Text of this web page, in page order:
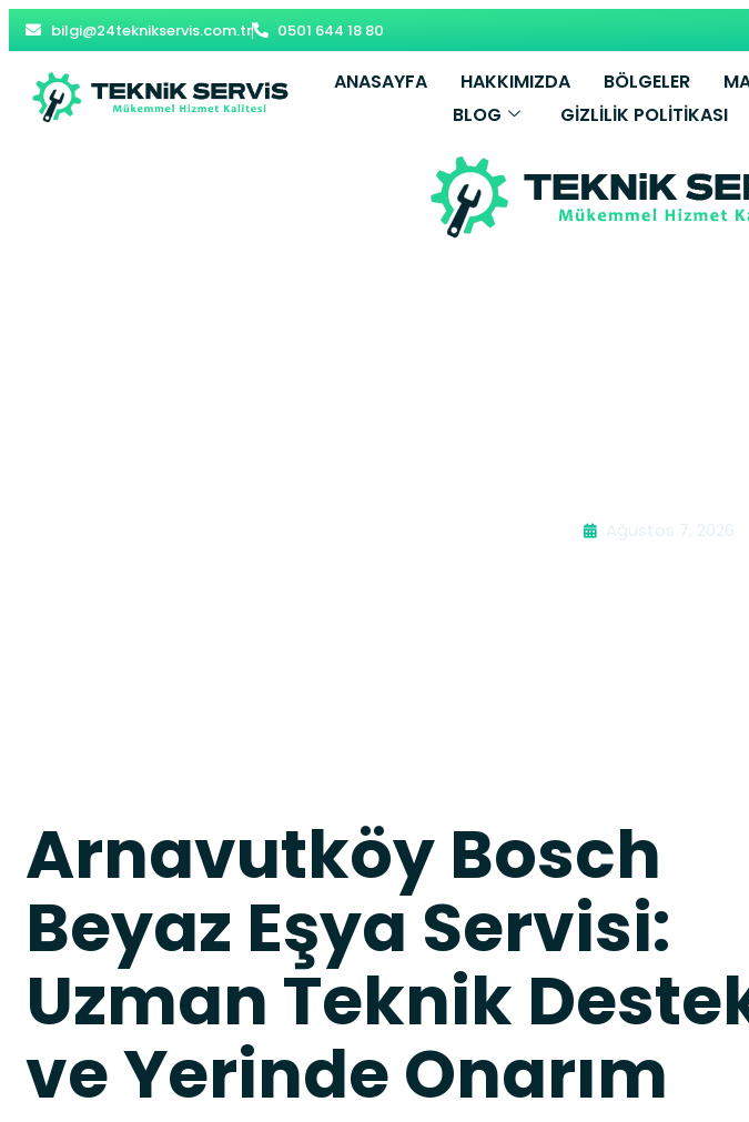
bilgi@24teknikservis.com.tr 0501 644 18 80
ANASAYFA HAKKIMIZDA BÖLGELER
BLOG
GIZLILIK POLITIKASI
Ağustos 7, 2026
Arnavutköy Bosch
Beyaz Eşya Servisi:
Uzman Teknik
ve Yerinde Onarım